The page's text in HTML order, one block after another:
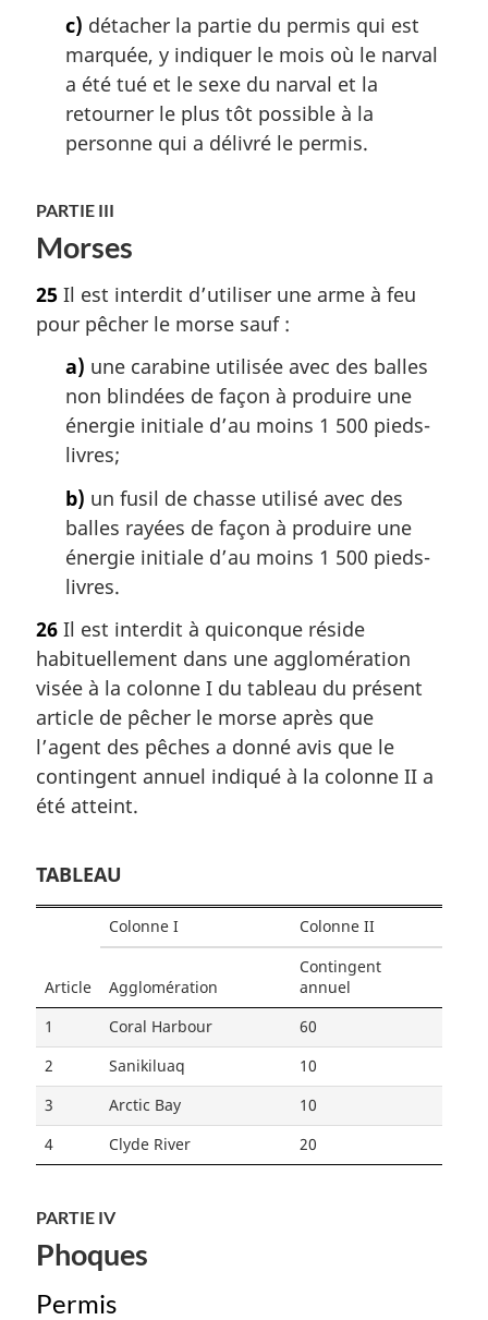
c) détacher la partie du permis qui est
marquée, y indiquer le mois où le narval
a été tué et le sexe du narval et la
retourner le plus tôt possible à la
personne qui a délivré le permis.
PARTIE III
Morses
25 Il est interdit d’utiliser une arme à feu
pour pêcher le morse sauf :
a) une carabine utilisée avec des balles
non blindées de façon à produire une
énergie initiale d’au moins 1 500 pieds-
livres;
b) un fusil de chasse utilisé avec des
balles rayées de façon à produire une
énergie initiale d’au moins 1 500 pieds-
livres.
26 Il est interdit à quiconque réside
habituellement dans une agglomération
visée à la colonne I du tableau du présent
article de pêcher le morse après que
l’agent des pêches a donné avis que le
contingent annuel indiqué à la colonne II a
été atteint.
TABLEAU
Article
Colonne I Colonne II
Agglomération
Contingent
annuel
1
Coral Harbour
60
2
Sanikiluaq
10
3
Arctic Bay
10
4
Clyde River 20
PARTIE IV
Phoques
Permis